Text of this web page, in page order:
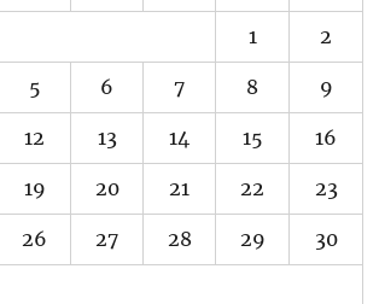
1 2
5 6 7 8 9
12 13 14 15 16
19 20 21 22 23
26 27 28 29 30